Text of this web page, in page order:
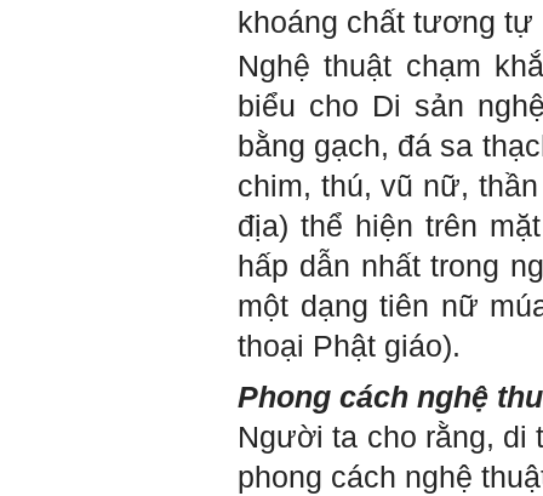
khoáng chất tương tự
Nghệ thuật chạm
biểu cho Di sản
bằng gạch, đá sa
chim, thú, vũ nữ,
địa) thể hiện trên
hấp dẫn nhất trong
một dạng tiên nữ
thoại Phật giáo).
Phong cách nghệ
Người ta cho rằng, di
phong cách nghệ